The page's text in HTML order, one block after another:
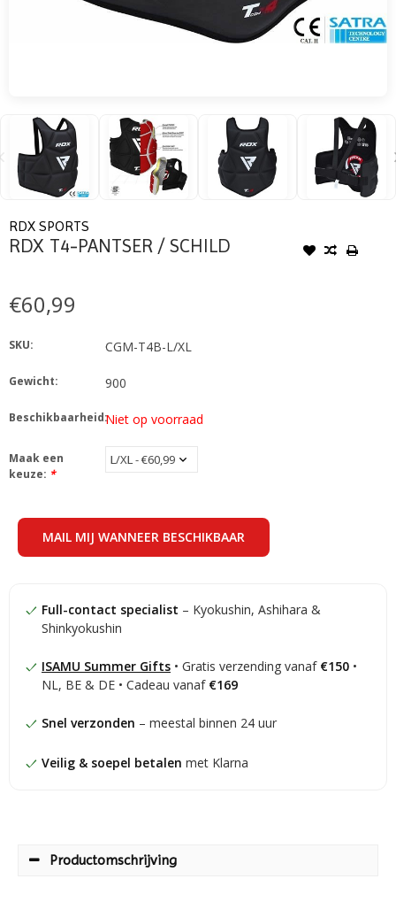
RDX SPORTS
RDX T4-PANTSER / SCHILD
€60,99
SKU: CGM-T4B-L/XL
Gewicht: 900
Beschikbaarheid:Niet op voorraad
Maak een
keuze: *
MAIL MIJ WANNEER BESCHIKBAAR
Full-contact specialist – Kyokushin, Ashihara &
Shinkyokushin
ISAMU Summer Gifts • Gratis verzending vanaf €150 •
NL, BE & DE • Cadeau vanaf €169
Snel verzonden – meestal binnen 24 uur
Veilig & soepel betalen met Klarna
Productomschrijving